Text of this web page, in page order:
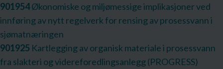
901954Økonomiske og miljømessige implikasjoner ved
innføring av nytt regelverk for rensing av prosessvann i
sjømatnæringen
901925 Kartlegging av organisk materiale i prosessvann
fra slakteri og videreforedlingsanlegg (PROGRESS)